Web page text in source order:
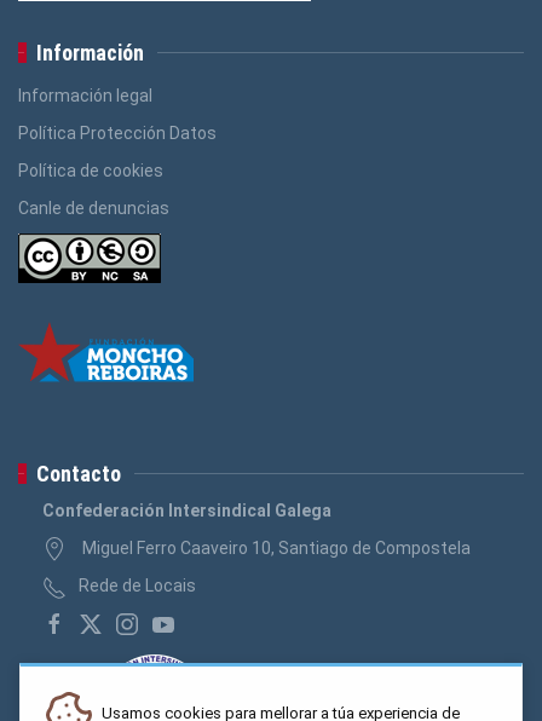
Información
Información legal
Política Protección Datos
Política de cookies
Canle de denuncias
Contacto
Confederación Intersindical Galega
Miguel Ferro Caaveiro 10, Santiago de Compostela
Rede de Locais
Usamos cookies para mellorar a túa experiencia de